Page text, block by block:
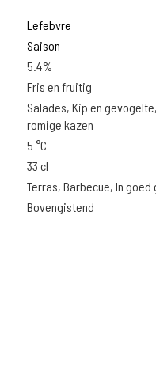
Lefebvre
Saison
5.4%
Fris en fruitig
Salades, Kip en
romige kazen
5 °C
33 cl
Terras, Barbecue, In
Bovengistend